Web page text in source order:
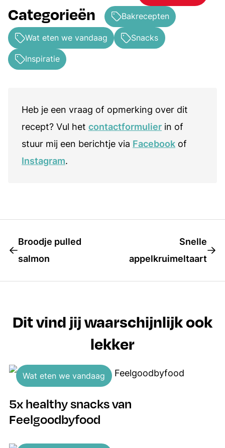
Categorieën Bakrecepten
Wat eten we vandaag Snacks
Inspiratie
Heb je een vraag of opmerking over dit
recept? Vul het contactformulier in of
stuur mij een berichtje via Facebook of
Instagram.
Broodje pulled
salmon
Snelle
appelkruimeltaart
Dit vind jij waarschijnlijk ook
lekker
Wat eten we vandaag
5x healthy snacks van
Feelgoodbyfood